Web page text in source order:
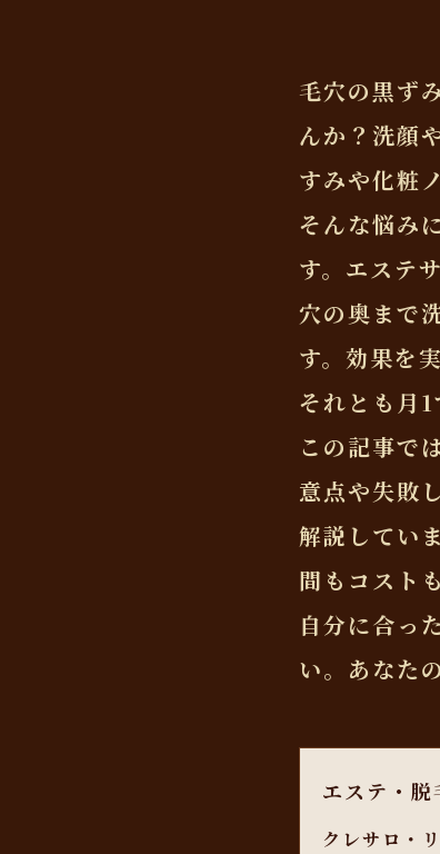
毛穴の黒ず
んか？洗顔
すみや化粧
そんな悩み
す。エステ
穴の奥まで
す。効果を
それとも月
この記事で
意点や失敗
解説してい
間もコスト
自分に合っ
い。あなた
エステ・
クレサロ・